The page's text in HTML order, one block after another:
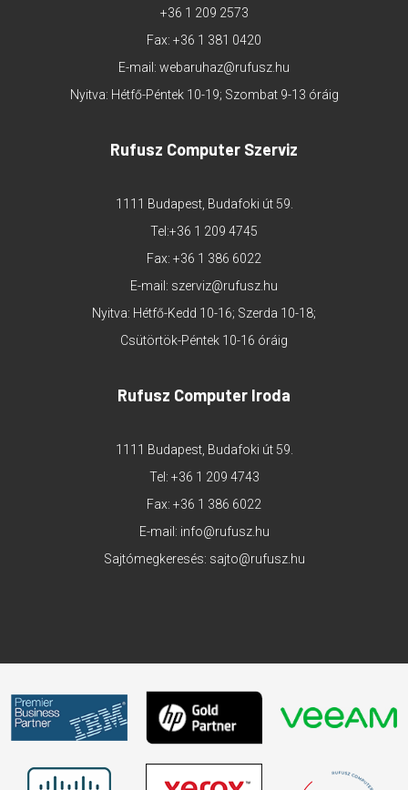
+36 1 209 2573
Fax: +36 1 381 0420
E-mail: webaruhaz@rufusz.hu
Nyitva: Hétfő-Péntek 10-19; Szombat 9-13 óráig
Rufusz Computer Szerviz
1111 Budapest, Budafoki út 59.
Tel:+36 1 209 4745
Fax: +36 1 386 6022
E-mail: szerviz@rufusz.hu
Nyitva: Hétfő-Kedd 10-16; Szerda 10-18;
Csütörtök-Péntek 10-16 óráig
Rufusz Computer Iroda
1111 Budapest, Budafoki út 59.
Tel: +36 1 209 4743
Fax: +36 1 386 6022
E-mail: info@rufusz.hu
Sajtómegkeresés: sajto@rufusz.hu